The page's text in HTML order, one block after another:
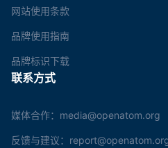
网站使用条款
品牌使用指南
品牌标识下载
联系方式
媒体合作：media@openatom.org
反馈与建议：